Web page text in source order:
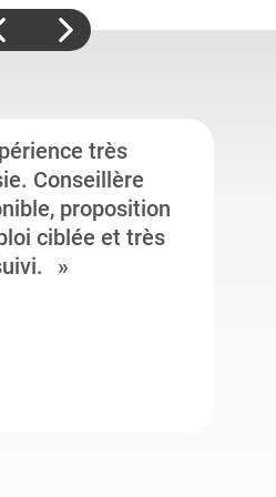
très
Conseillère
proposition
ciblée et très